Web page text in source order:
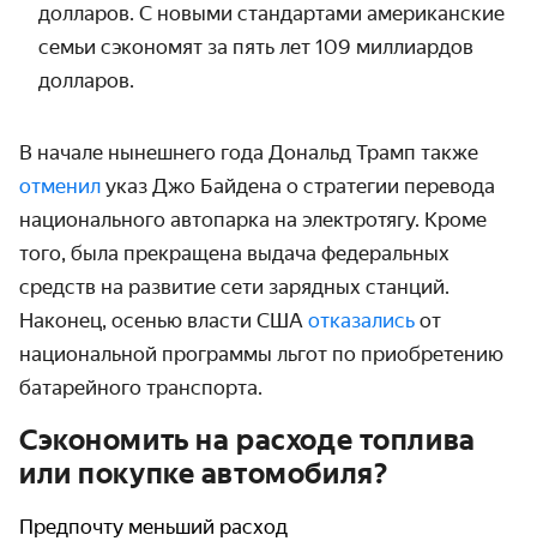
долларов. С новыми стандартами американские
семьи сэкономят за пять лет 109 миллиардов
долларов.
В начале нынешнего года Дональд Трамп также
отменил указ Джо Байдена о стратегии перевода
национального автопарка на электротягу. Кроме
того, была прекращена выдача федеральных
средств на развитие сети зарядных станций.
Наконец, осенью власти США отказались от
национальной программы льгот по приобретению
батарейного транспорта.
Сэкономить на расходе топлива
или покупке автомобиля?
Предпочту меньший расход